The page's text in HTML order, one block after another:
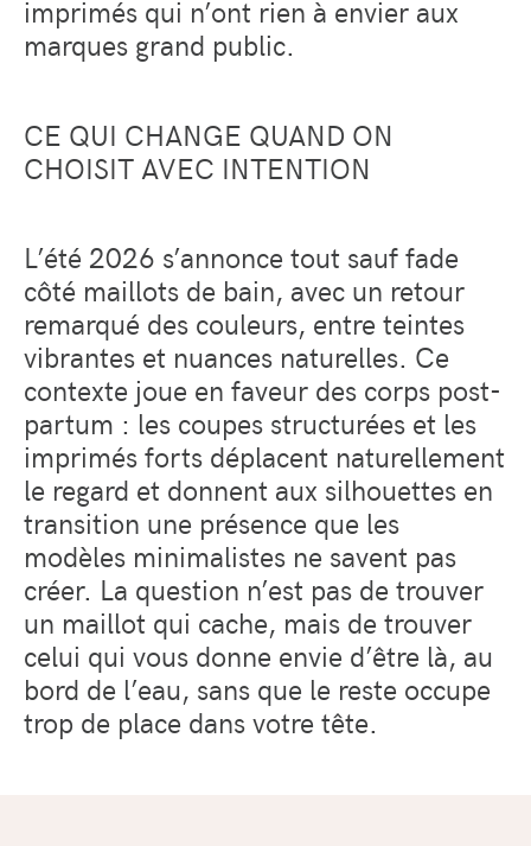
imprimés qui n’ont rien à envier aux
marques grand public.
CE QUI CHANGE QUAND ON
CHOISIT AVEC INTENTION
L’été 2026 s’annonce tout sauf fade
côté maillots de bain, avec un retour
remarqué des couleurs, entre teintes
vibrantes et nuances naturelles. Ce
contexte joue en faveur des corps post-
partum : les coupes structurées et les
imprimés forts déplacent naturellement
le regard et donnent aux silhouettes en
transition une présence que les
modèles minimalistes ne savent pas
créer. La question n’est pas de trouver
un maillot qui cache, mais de trouver
celui qui vous donne envie d’être là, au
bord de l’eau, sans que le reste occupe
trop de place dans votre tête.